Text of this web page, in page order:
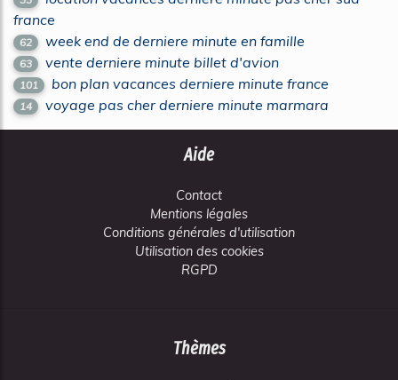
france
62 week end de derniere minute en famille
63 vente derniere minute billet d'avion
101 bon plan vacances derniere minute france
14 voyage pas cher derniere minute marmara
Aide
Contact
Mentions légales
Conditions générales d'utilisation
Utilisation des cookies
RGPD
Thèmes